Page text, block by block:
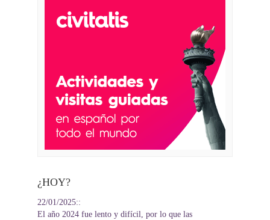
¿HOY?
22/01/2025::
El año 2024 fue lento y difícil, por lo que las